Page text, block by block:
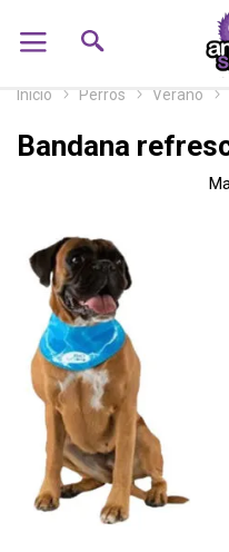
Inicio Perros Verano
Bandana